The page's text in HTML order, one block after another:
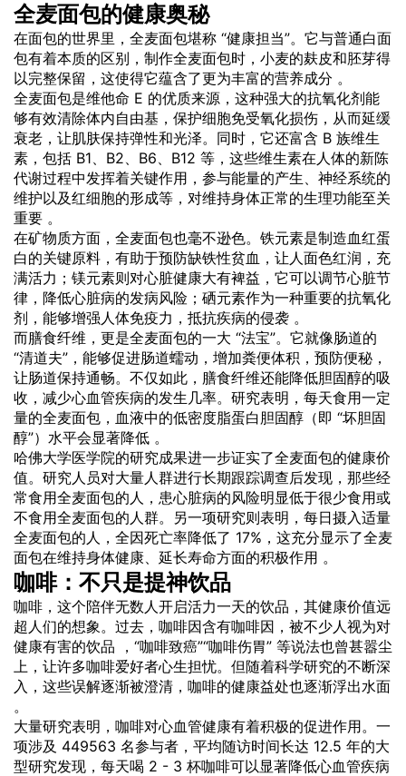
全麦面包的健康奥秘
在面包的世界里，全麦面包堪称 “健康担当”。它与普通白面
包有着本质的区别，制作全麦面包时，小麦的麸皮和胚芽得
以完整保留，这使得它蕴含了更为丰富的营养成分 。
全麦面包是维他命 E 的优质来源，这种强大的抗氧化剂能
够有效清除体内自由基，保护细胞免受氧化损伤，从而延缓
衰老，让肌肤保持弹性和光泽。同时，它还富含 B 族维生
素，包括 B1、B2、B6、B12 等，这些维生素在人体的新陈
代谢过程中发挥着关键作用，参与能量的产生、神经系统的
维护以及红细胞的形成等，对维持身体正常的生理功能至关
重要 。
在矿物质方面，全麦面包也毫不逊色。铁元素是制造血红蛋
白的关键原料，有助于预防缺铁性贫血，让人面色红润，充
满活力；镁元素则对心脏健康大有裨益，它可以调节心脏节
律，降低心脏病的发病风险；硒元素作为一种重要的抗氧化
剂，能够增强人体免疫力，抵抗疾病的侵袭 。
而膳食纤维，更是全麦面包的一大 “法宝”。它就像肠道的
“清道夫”，能够促进肠道蠕动，增加粪便体积，预防便秘，
让肠道保持通畅。不仅如此，膳食纤维还能降低胆固醇的吸
收，减少心血管疾病的发生几率。研究表明，每天食用一定
量的全麦面包，血液中的低密度脂蛋白胆固醇（即 “坏胆固
醇”）水平会显著降低 。
哈佛大学医学院的研究成果进一步证实了全麦面包的健康价
值。研究人员对大量人群进行长期跟踪调查后发现，那些经
常食用全麦面包的人，患心脏病的风险明显低于很少食用或
不食用全麦面包的人群。另一项研究则表明，每日摄入适量
全麦面包的人，全因死亡率降低了 17%，这充分显示了全麦
面包在维持身体健康、延长寿命方面的积极作用 。
咖啡：不只是提神饮品
咖啡，这个陪伴无数人开启活力一天的饮品，其健康价值远
超人们的想象。过去，咖啡因含有咖啡因，被不少人视为对
健康有害的饮品 ，“咖啡致癌”“咖啡伤胃” 等说法也曾甚嚣尘
上，让许多咖啡爱好者心生担忧。但随着科学研究的不断深
入，这些误解逐渐被澄清，咖啡的健康益处也逐渐浮出水面
。
大量研究表明，咖啡对心血管健康有着积极的促进作用。一
项涉及 449563 名参与者，平均随访时间长达 12.5 年的大
型研究发现，每天喝 2 - 3 杯咖啡可以显著降低心血管疾病